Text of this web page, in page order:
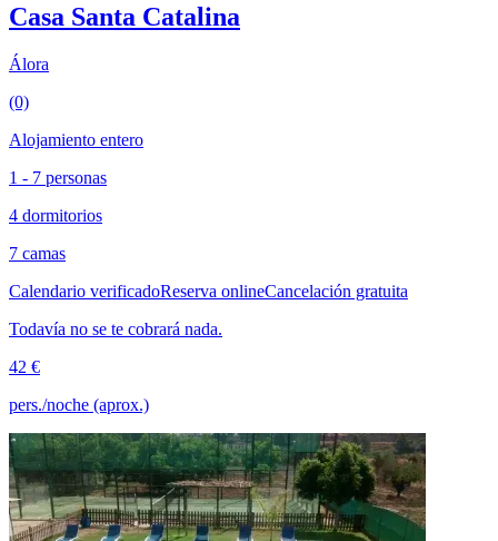
Casa Santa Catalina
Álora
(0)
Alojamiento entero
1 - 7 personas
4 dormitorios
7 camas
Calendario verificadoReserva onlineCancelación gratuita
Todavía no se te cobrará nada.
42 €
pers./noche (aprox.)